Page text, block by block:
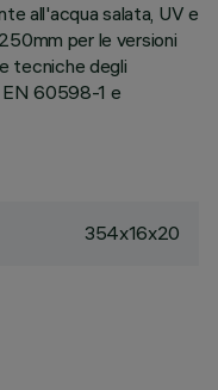
all'acqua salata, UV e
per le versioni
tecniche degli
EN 60598-1 e
354x16x20